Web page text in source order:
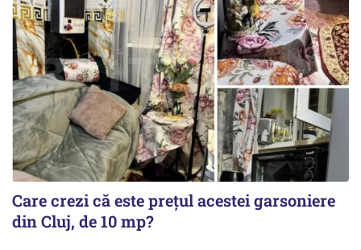
Care crezi că este prețul acestei garsoniere
din Cluj, de 10 mp?